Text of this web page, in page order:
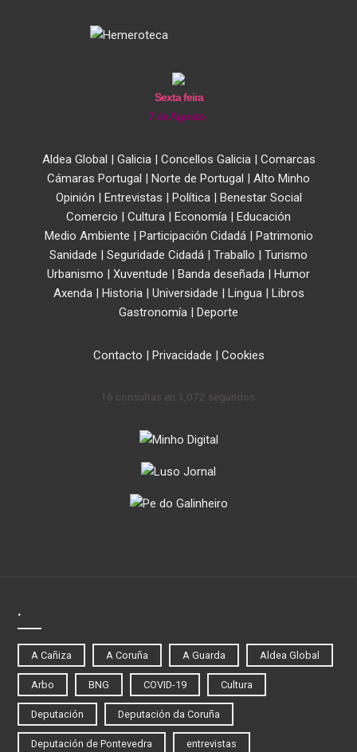
Sexta feira
7 de Agosto
Aldea Global Galicia| Concellos Galicia| Comarcas
Cámaras Portugal
Norte de Portugal
Alto Minho
Opinión
Entrevistas Política|
Benestar Social
Comercio
Cultura Economía
Educación
Medio Ambiente
Participación Cidadá|
Patrimonio
Sanidade
Seguridade Cidadá Traballo
Turismo
Urbanismo
Xuventude Banda deseñada
Humor
Axenda| Historia| Universidade Lingua|
Libros
Gastronomía
Deporte
Contacto Privacidade Cookies
16 consultas en 1,072 segundos.
.
A Cañiza A Coruña A Guarda Aldea Global
Arbo BNG COVID-19 Cultura
Deputación Deputación da Coruña
Deputación de Pontevedra entrevistas